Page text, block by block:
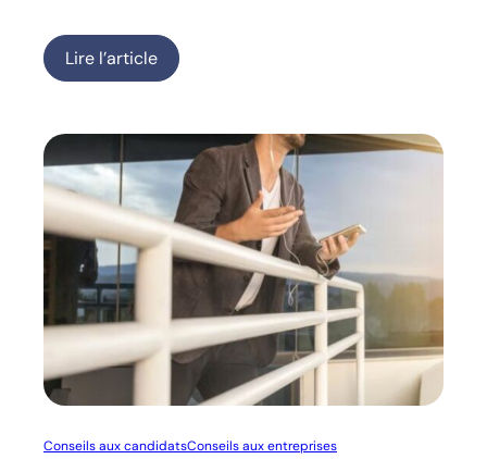
Lire l’article
Conseils aux candidatsConseils aux entreprises